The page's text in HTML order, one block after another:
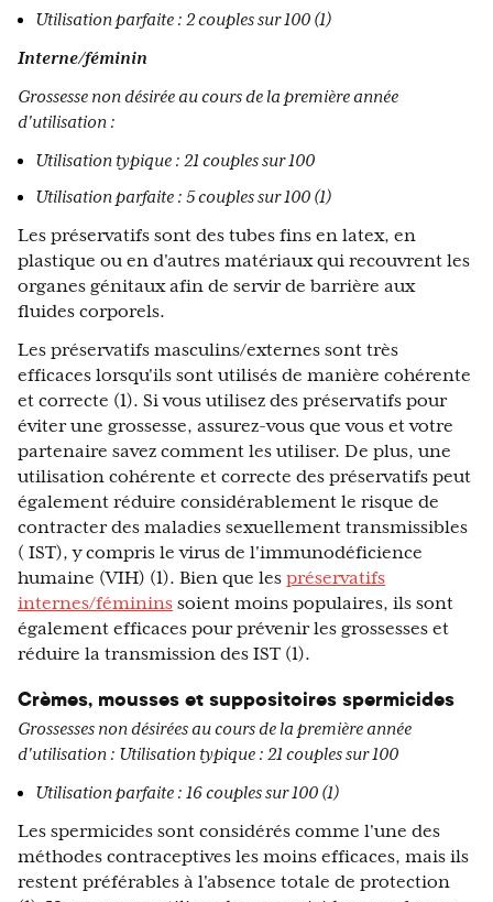
Utilisation parfaite : 2 couples sur 100 (1)
Interne/féminin
Grossesse non désirée au cours de la première année
d'utilisation :
Utilisation typique : 21 couples sur 100
Utilisation parfaite : 5 couples sur 100 (1)
Les préservatifs sont des tubes fins en latex, en
plastique ou en d'autres matériaux qui recouvrent les
organes génitaux afin de servir de barrière aux
fluides corporels.
Les préservatifs masculins/externes sont très
efficaces lorsqu'ils sont utilisés de manière cohérente
et correcte (1). Si vous utilisez des préservatifs pour
éviter une grossesse, assurez-vous que vous et votre
partenaire savez comment les utiliser. De plus, une
utilisation cohérente et correcte des préservatifs peut
également réduire considérablement le risque de
contracter des maladies sexuellement transmissibles
( IST), y compris le virus de l'immunodéficience
humaine (VIH) (1). Bien que les préservatifs
internes/féminins soient moins populaires, ils sont
également efficaces pour prévenir les grossesses et
réduire la transmission des IST (1).
Crèmes, mousses et suppositoires spermicides
Grossesses non désirées au cours de la première année
d'utilisation : Utilisation typique : 21 couples sur 100
Utilisation parfaite : 16 couples sur 100 (1)
Les spermicides sont considérés comme l'une des
méthodes contraceptives les moins efficaces, mais ils
restent préférables à l'absence totale de protection